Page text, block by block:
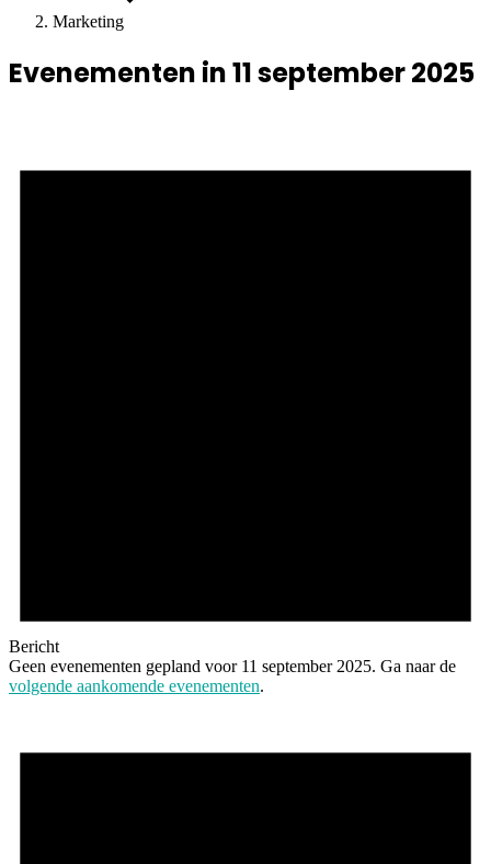
Marketing
Evenementen in 11 september 2025
Bericht
Geen evenementen gepland voor 11 september 2025. Ga naar de
volgende aankomende evenementen.